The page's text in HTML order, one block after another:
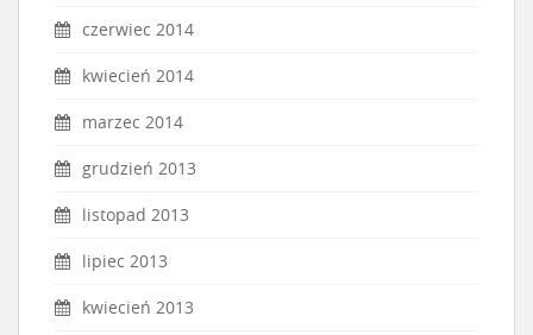
czerwiec 2014
kwiecień 2014
marzec 2014
grudzień 2013
listopad 2013
lipiec 2013
kwiecień 2013